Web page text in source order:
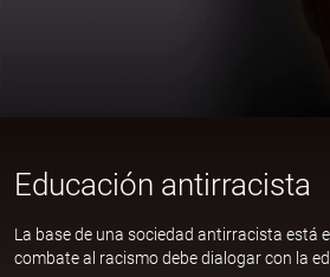
Educación antirracista
La base de una sociedad antirracista está
combate al racismo debe dialogar con la